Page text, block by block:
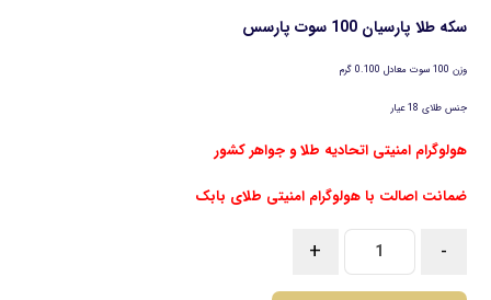
سکه طلا پارسیان 100 سوت پارسس
وزن 100 سوت معادل 0.100 گرم
جنس طلای 18 عیار
هولوگرام امنیتی اتحادیه طلا و جواهر کشور
ضمانت اصالت با هولوگرام امنیتی طلای بابک
-
+